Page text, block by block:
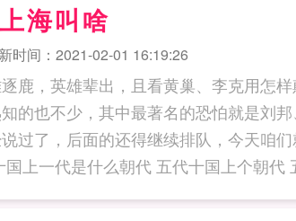
海叫啥
时间：2021-02-01 16:19:26
鹿，英雄辈出，且看黄巢、李克用怎
的也不少，其中最著名的恐怕就是刘
了，后面的还得继续排队，今天咱们就讲一讲黄
上一代是什么朝代 五代十国上个朝代